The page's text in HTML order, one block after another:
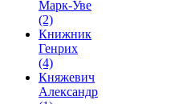
Марк-Уве
(2)
Книжник
Генрих
(4)
Княжевич
Александр